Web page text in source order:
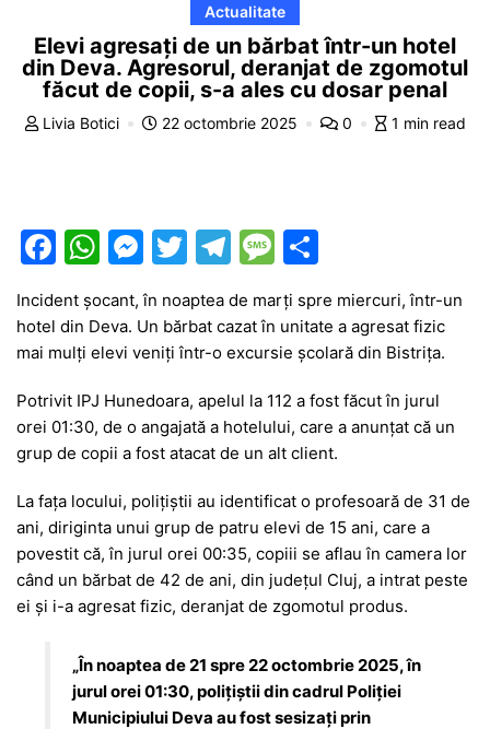
Actualitate
Elevi agresați de un bărbat într-un hotel
din Deva. Agresorul, deranjat de zgomotul
făcut de copii, s-a ales cu dosar penal
Livia Botici 22 octombrie 2025 0 1 min read
F
c
e
b
o
o
k
W
at
s
A
p
p
M
e
s
s
e
n
g
er
T
itt
er
T
e
gr
a
m
M
e
s
s
a
g
e
ta
je
a
z
ă
Incident șocant, în noaptea de marți spre miercuri, într-un
hotel din Deva. Un bărbat cazat în unitate a agresat fizic
mai mulți elevi veniți într-o excursie școlară din Bistrița.
Potrivit IPJ Hunedoara, apelul la 112 a fost făcut în jurul
orei 01:30, de o angajată a hotelului, care a anunțat că un
grup de copii a fost atacat de un alt client.
La fața locului, polițiștii au identificat o profesoară de 31 de
ani, diriginta unui grup de patru elevi de 15 ani, care a
povestit că, în jurul orei 00:35, copiii se aflau în camera lor
când un bărbat de 42 de ani, din județul Cluj, a intrat peste
ei și i-a agresat fizic, deranjat de zgomotul produs.
„În noaptea de 21 spre 22 octombrie 2025, în
jurul orei 01:30, polițiștii din cadrul Poliției
Municipiului Deva au fost sesizați prin